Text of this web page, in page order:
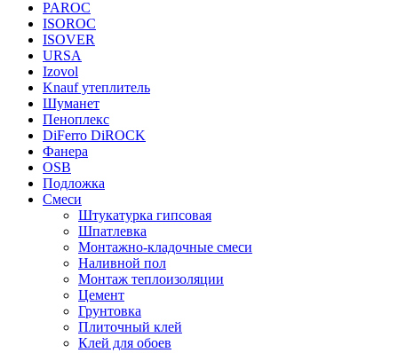
PAROC
ISOROC
ISOVER
URSA
Izovol
Knauf утеплитель
Шуманет
Пеноплекс
DiFerro DiROCK
Фанера
OSB
Подложка
Смеси
Штукатурка гипсовая
Шпатлевка
Монтажно-кладочные смеси
Наливной пол
Монтаж теплоизоляции
Цемент
Грунтовка
Плиточный клей
Клей для обоев